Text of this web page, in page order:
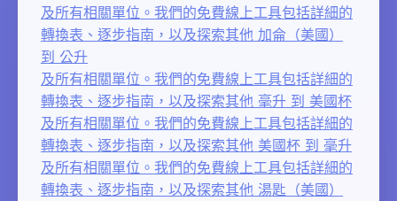
及所有相關單位。我們的免費線上工具包括詳細的
轉換表、逐步指南，以及探索其他 加侖（美國）
到 公升
及所有相關單位。我們的免費線上工具包括詳細的
轉換表、逐步指南，以及探索其他 毫升 到 美國杯
及所有相關單位。我們的免費線上工具包括詳細的
轉換表、逐步指南，以及探索其他 美國杯 到 毫升
及所有相關單位。我們的免費線上工具包括詳細的
轉換表、逐步指南，以及探索其他 湯匙（美國）